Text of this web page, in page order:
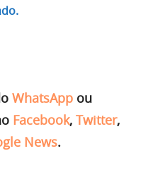
WhatsApp ou
Facebook, Twitter,
News.